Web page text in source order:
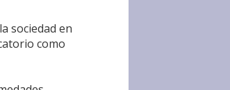
sociedad en
como